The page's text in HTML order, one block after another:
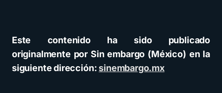
Este contenido ha sido publicado
originalmente por Sin embargo (México) en la
siguiente dirección:sinembargo.mx